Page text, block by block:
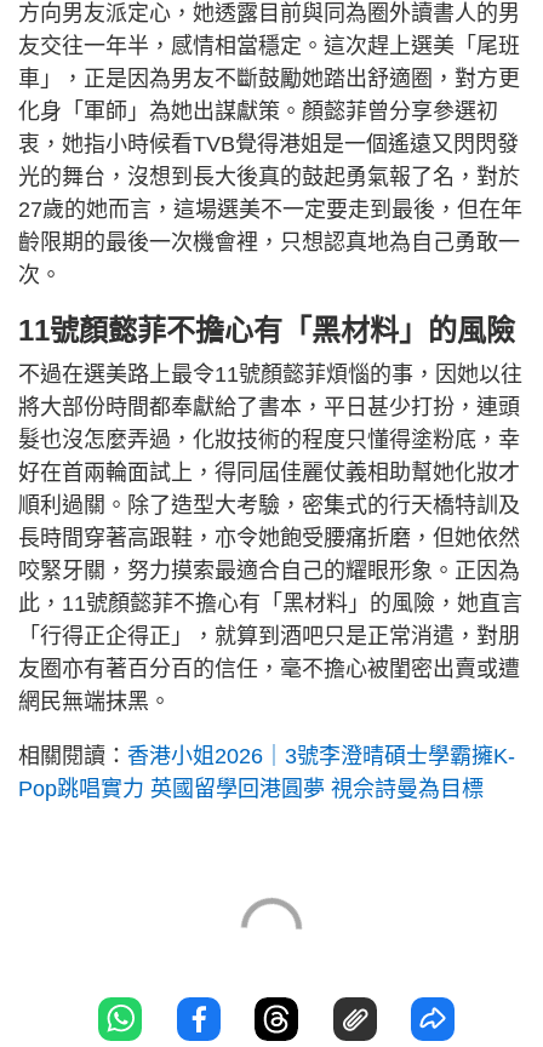
方向男友派定心，她透露目前與同為圈外讀書人的男
友交往一年半，感情相當穩定。這次趕上選美「尾班
車」，正是因為男友不斷鼓勵她踏出舒適圈，對方更
化身「軍師」為她出謀獻策。顏懿菲曾分享參選初
衷，她指小時候看TVB覺得港姐是一個遙遠又閃閃發
光的舞台，沒想到長大後真的鼓起勇氣報了名，對於
27歲的她而言，這場選美不一定要走到最後，但在年
齡限期的最後一次機會裡，只想認真地為自己勇敢一
次。
11號顏懿菲不擔心有「黑材料」的風險
不過在選美路上最令11號顏懿菲煩惱的事，因她以往
將大部份時間都奉獻給了書本，平日甚少打扮，連頭
髮也沒怎麼弄過，化妝技術的程度只懂得塗粉底，幸
好在首兩輪面試上，得同屆佳麗仗義相助幫她化妝才
順利過關。除了造型大考驗，密集式的行天橋特訓及
長時間穿著高跟鞋，亦令她飽受腰痛折磨，但她依然
咬緊牙關，努力摸索最適合自己的耀眼形象。正因為
此，11號顏懿菲不擔心有「黑材料」的風險，她直言
「行得正企得正」，就算到酒吧只是正常消遣，對朋
友圈亦有著百分百的信任，毫不擔心被閨密出賣或遭
網民無端抹黑。
相關閱讀： 香港小姐2026｜3號李澄晴碩士學霸擁K-
Pop跳唱實力 英國留學回港圓夢 視佘詩曼為目標